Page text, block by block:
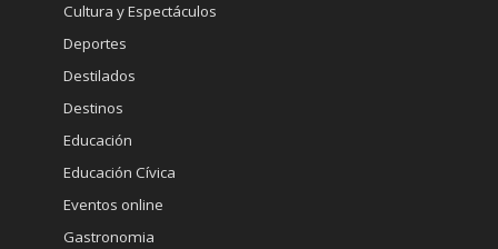
Cultura y Espectáculos
Deportes
Destilados
Destinos
Educación
Educación Cívica
Eventos online
Gastronomia